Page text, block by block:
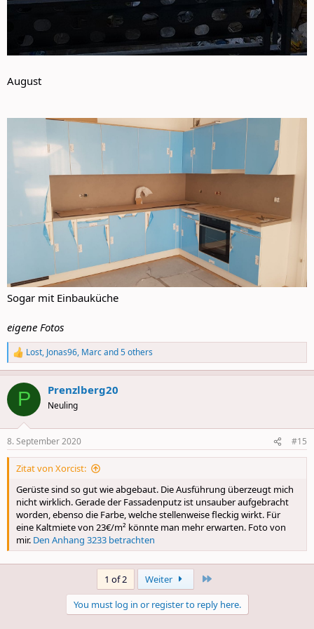
August
Sogar mit Einbauküche
eigene Fotos
R
e
a
c
i
s
:
Lost, Jonas96, Marcand 5 others
P Prenzlberg20
Neuling
8. September 2020 #15
Zitat von Xorcist:
Gerüste sind so gut wie abgebaut. Die Ausführung überzeugt mich
nicht wirklich. Gerade der Fassadenputz ist unsauber aufgebracht
worden, ebenso die Farbe, welche stellenweise fleckig wirkt. Für
eine Kaltmiete von 23€/m² könnte man mehr erwarten. Foto von
mir. Den Anhang 3233 betrachten
1 of 2 Weiter
You must log in or register to reply here.